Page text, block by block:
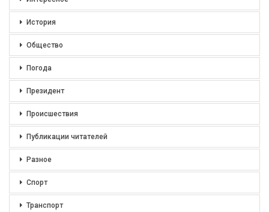
История
Общество
Погода
Президент
Происшествия
Публикации читателей
Разное
Спорт
Транспорт